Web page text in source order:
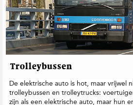
Trolleybussen
De elektrische auto is hot, maar vrijwel
trolleybussen en trolleytrucks:
zijn als een elektrische auto, maar hun